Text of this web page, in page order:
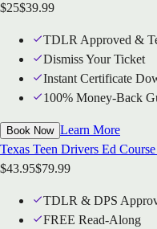
$25$39.99
TDLR Approved &
Dismiss Your Ticket
Instant Certificate
100% Money-Back
Book Now Learn More
Texas Teen Drivers Ed
$43.95$79.99
TDLR & DPS
FREE Read-Along